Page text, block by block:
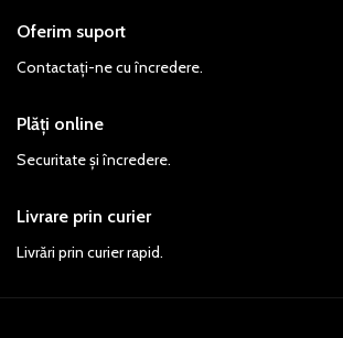
Oferim suport
Contactați-ne cu încredere.
Plăți online
Securitate și încredere.
Livrare prin curier
Livrări prin curier rapid.